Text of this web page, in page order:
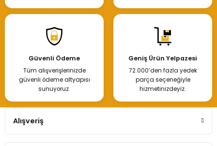
Güvenli Ödeme
Tüm alışverişlerinizde
güvenli ödeme altyapısı
sunuyoruz.
Geniş Ürün Yelpazesi
72.000’den fazla yedek
parça seçeneğiyle
hizmetinizdeyiz.
Alışveriş